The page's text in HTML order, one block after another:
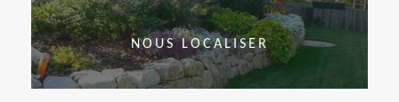
NOUS LOCALISER